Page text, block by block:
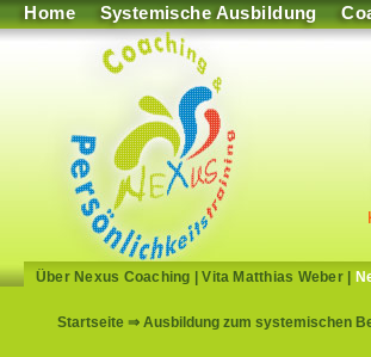
Home Systemische Ausbildung
Über Nexus Coaching |Vita Matthias Weber|
Startseite ⇒ Ausbildung zum systemischen